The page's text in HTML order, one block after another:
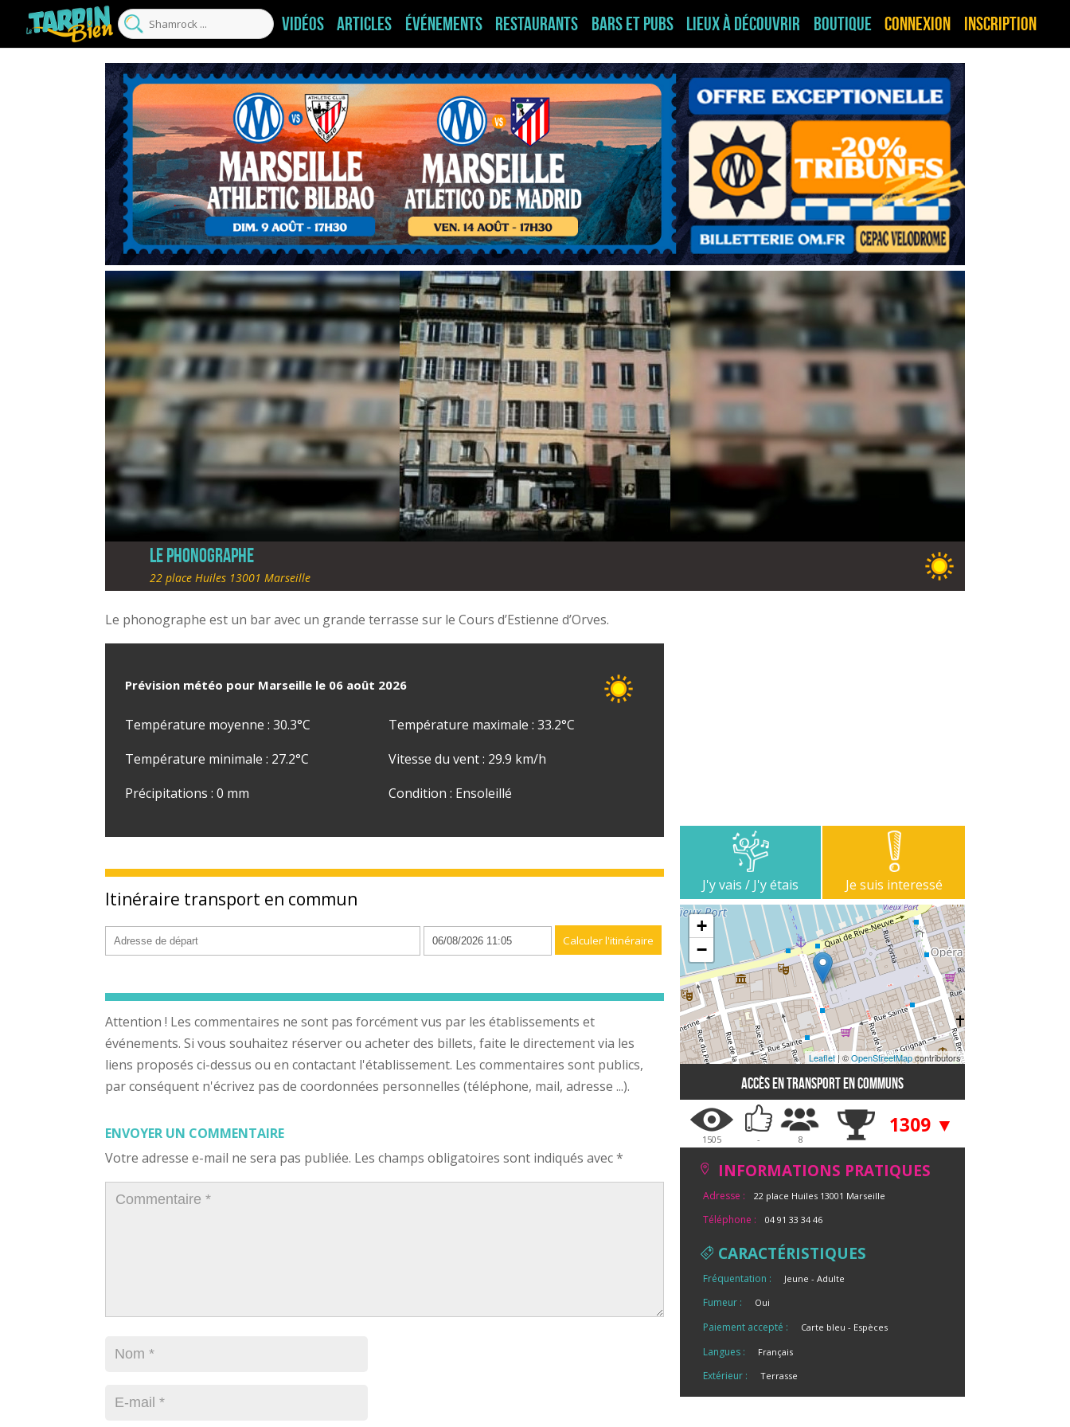
Vidéos Articles Événements Restaurants Bars et pubs Lieux à découvrir Boutique Connexion Inscription
Le Phonographe
22 place Huiles 13001 Marseille
Le phonographe est un bar avec un grande terrasse sur le Cours d’Estienne d’Orves.
Prévision météo pour Marseille le 06 août 2026
Température moyenne : 30.3°C
Température maximale : 33.2°C
Température minimale : 27.2°C
Vitesse du vent : 29.9 km/h
Précipitations : 0 mm
Condition : Ensoleillé
Itinéraire transport en commun
Attention ! Les commentaires ne sont pas forcément vus par les établissements et
événements. Si vous souhaitez réserver ou acheter des billets, faite le directement via les
liens proposés ci-dessus ou en contactant l'établissement. Les commentaires sont publics,
par conséquent n'écrivez pas de coordonnées personnelles (téléphone, mail, adresse ...).
ENVOYER UN COMMENTAIRE
Votre adresse e-mail ne sera pas publiée. Les champs obligatoires sont indiqués avec*
J'y vais / J'y étais Je suis interessé
+
−
Leaflet| ©OpenStreetMapcontributors
Accès en transport en communs
1505 - 8
1309 ▼
INFORMATIONS PRATIQUES
Adresse : 22 place Huiles 13001 Marseille
Téléphone : 04 91 33 34 46
CARACTÉRISTIQUES
Fréquentation : Jeune Adulte
Fumeur : Oui
Paiement accepté : Carte bleu Espèces
Langues : Français
Extérieur : Terrasse